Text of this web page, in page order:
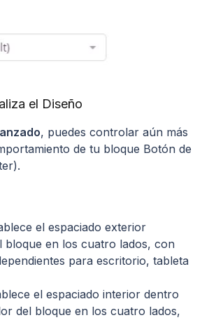
el Diseño
, puedes controlar aún más
de tu bloque Botón de
el espaciado exterior
bloque en los cuatro lados, con
para escritorio, tableta
el espaciado interior dentro
del bloque en los cuatro lados,